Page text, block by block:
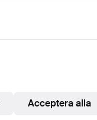
Acceptera alla